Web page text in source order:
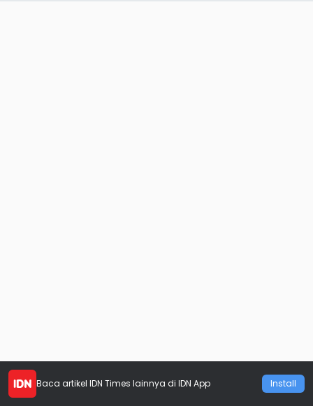
Baca artikel IDN Times lainnya di IDN App Install